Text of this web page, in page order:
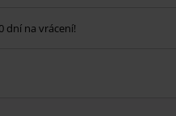
dní na vrácení!